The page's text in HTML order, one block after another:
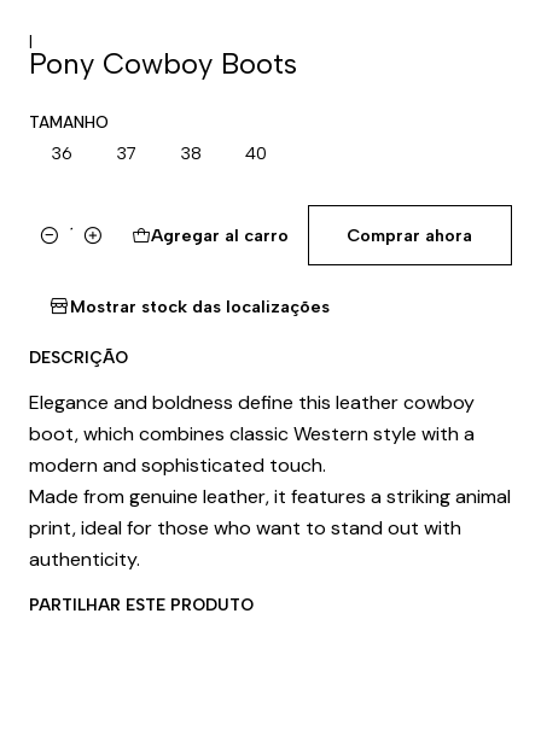
|
Pony Cowboy Boots
TAMANHO
36 37 38 40
Cantidad
Agregar al carro Comprar ahora
Mostrar stock das localizações
DESCRIÇÃO
Elegance and boldness define this leather cowboy
boot, which combines classic Western style with a
modern and sophisticated touch.
Made from genuine leather, it features a striking animal
print, ideal for those who want to stand out with
authenticity.
PARTILHAR ESTE PRODUTO